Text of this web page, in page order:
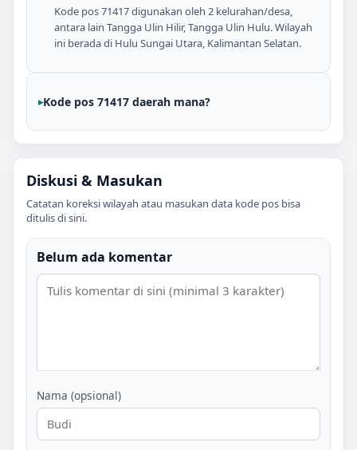
Kode pos 71417 digunakan oleh 2 kelurahan/desa,
antara lain Tangga Ulin Hilir, Tangga Ulin Hulu. Wilayah
ini berada di Hulu Sungai Utara, Kalimantan Selatan.
Kode pos 71417 daerah mana?
Diskusi & Masukan
Catatan koreksi wilayah atau masukan data kode pos bisa
ditulis di sini.
Belum ada komentar
Nama (opsional)